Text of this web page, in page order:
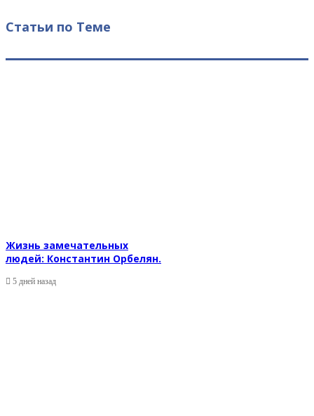
Статьи по Теме
Жизнь замечательных
людей: Константин Орбелян.
5 дней назад